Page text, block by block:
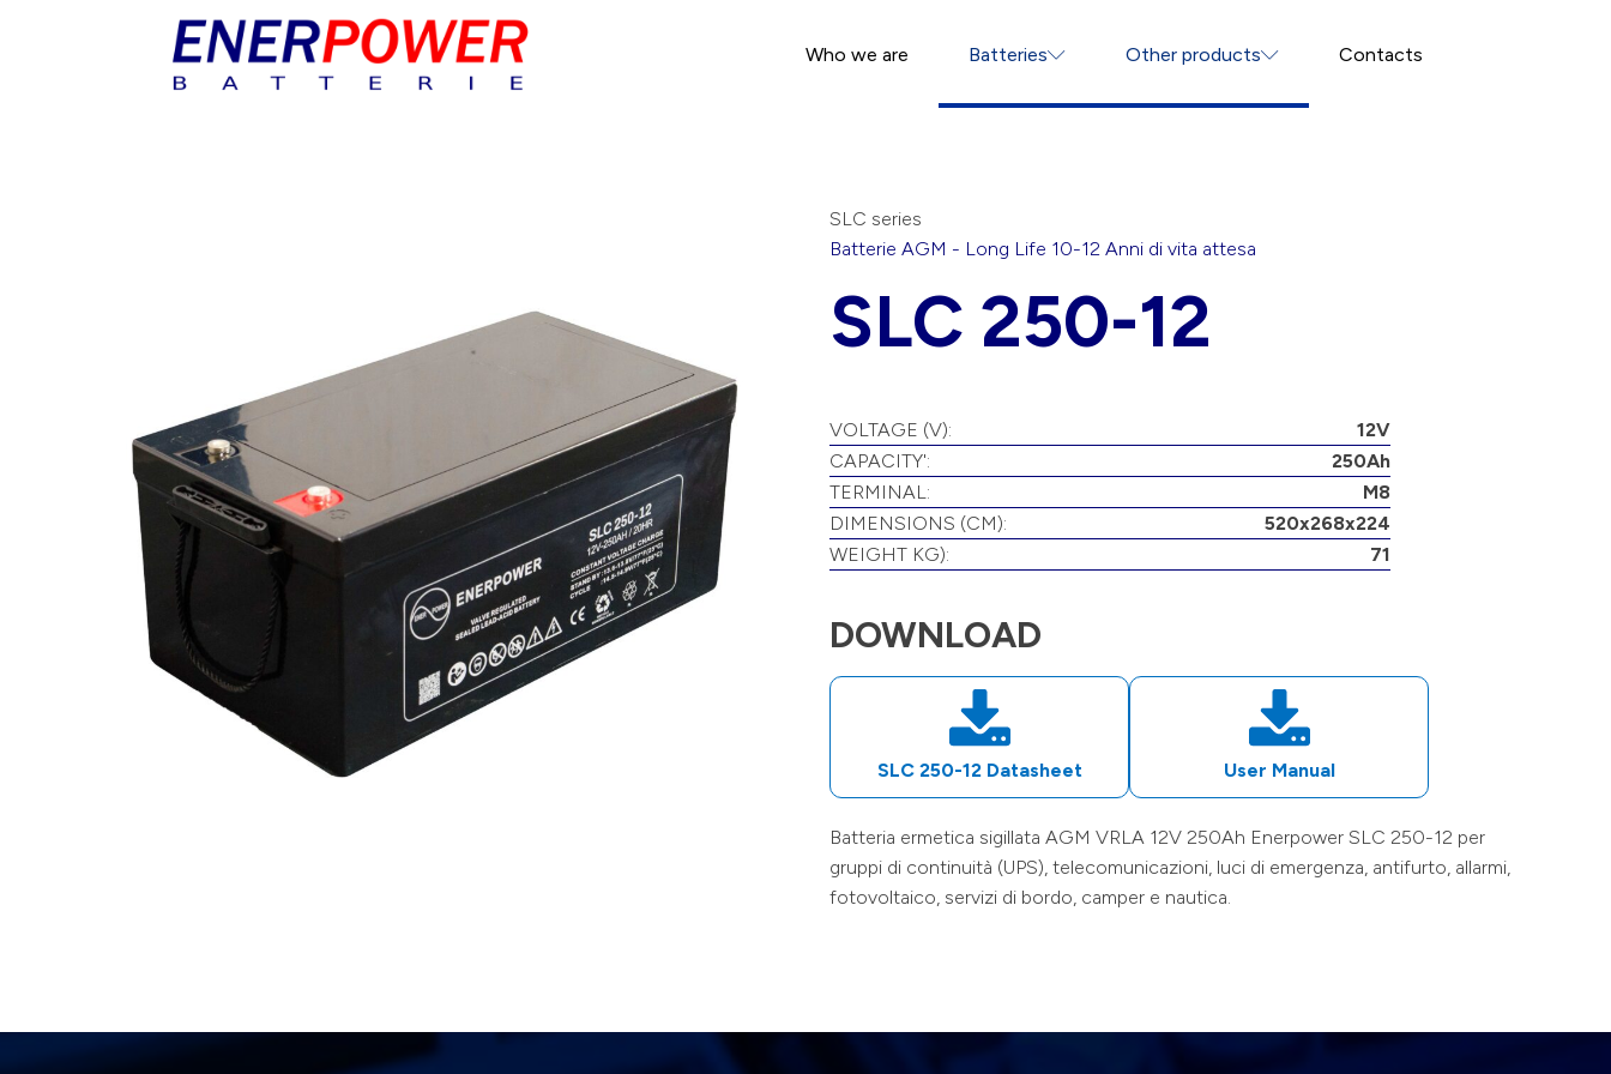
Who we are Batteries Other products Contacts
SLC series
Batterie AGM - Long Life 10-12 Anni di vita attesa
SLC 250-12
VOLTAGE (V):
12V
CAPACITY':
250Ah
TERMINAL:
M8
DIMENSIONS (CM):
520x268x224
WEIGHT KG):
71
DOWNLOAD
SLC 250-12Datasheet User Manual
Batteria ermetica sigillata AGM VRLA 12V 250Ah Enerpower SLC 250-12 per
gruppi di continuità (UPS), telecomunicazioni, luci di emergenza, antifurto, allarmi,
fotovoltaico, servizi di bordo, camper e nautica.